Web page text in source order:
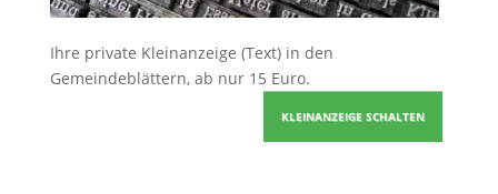
Ihre private Kleinanzeige (Text) in den
Gemeindeblättern, ab nur 15 Euro.
KLEINANZEIGE SCHALTEN